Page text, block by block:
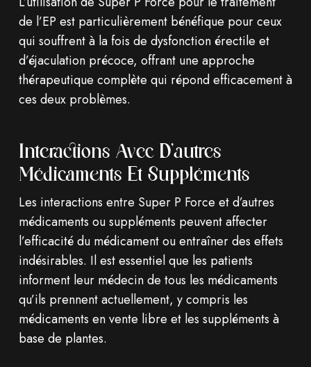
de l’EP est particulièrement bénéfique pour ceux
qui souffrent à la fois de dysfonction érectile et
d’éjaculation précoce, offrant une approche
thérapeutique complète qui répond efficacement à
ces deux problèmes.
Interactions Avec D’autres
Médicaments Et Suppléments
Les interactions entre Super P Force et d’autres
médicaments ou suppléments peuvent affecter
l’efficacité du médicament ou entraîner des effets
indésirables. Il est essentiel que les patients
informent leur médecin de tous les médicaments
qu’ils prennent actuellement, y compris les
médicaments en vente libre et les suppléments à
base de plantes.